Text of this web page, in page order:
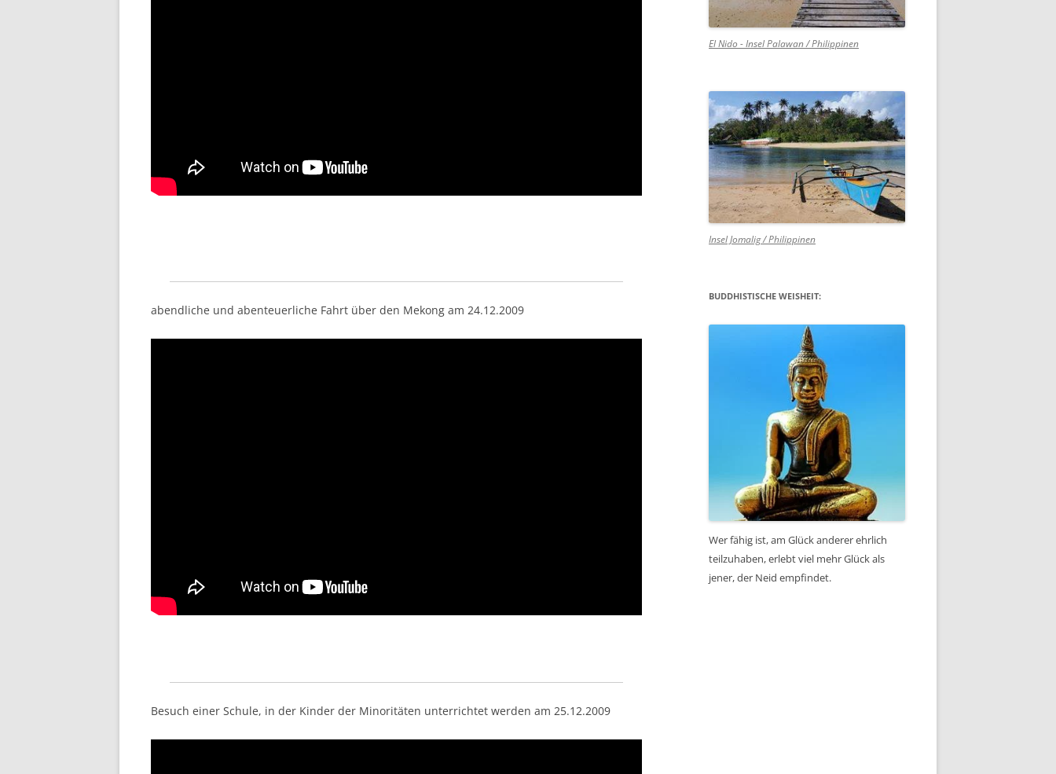
abendliche und abenteuerliche Fahrt über den Mekong am 24.12.2009
Besuch einer Schule, in der Kinder der Minoritäten unterrichtet werden am 25.12.2009
El Nido - Insel Palawan / Philippinen
Insel Jomalig / Philippinen
BUDDHISTISCHE WEISHEIT:
Wer fähig ist, am Glück anderer ehrlich
teilzuhaben, erlebt viel mehr Glück als
jener, der Neid empfindet.